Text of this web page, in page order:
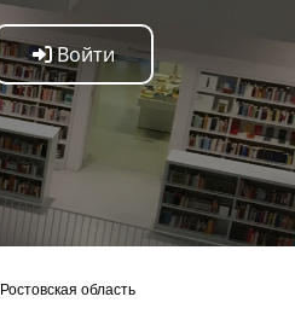
Войти
Ростовская область